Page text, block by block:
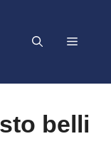
Menu
belli